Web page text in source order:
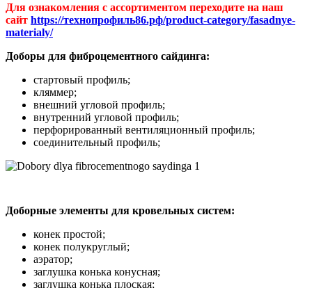
Для ознакомления с ассортиментом переходите на наш
сайт https://технопрофиль86.рф/product-category/fasadnye-
materialy/
Доборы для фиброцементного сайдинга:
стартовый профиль;
кляммер;
внешний угловой профиль;
внутренний угловой профиль;
перфорированный вентиляционный профиль;
соединительный профиль;
Доборные элементы для кровельных систем:
конек простой;
конек полукруглый;
аэратор;
заглушка конька конусная;
заглушка конька плоская;